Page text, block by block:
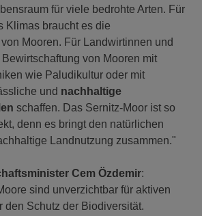
für viele bedrohte Arten. Für
Klimas braucht es die
Mooren. Für Landwirtinnen und
von Mooren mit
wie Paludikultur oder mit
und nachhaltige
schaffen. Das Sernitz-Moor ist so
denn es bringt den natürlichen
Landnutzung zusammen."
Cem Özdemir:
sind unverzichtbar für aktiven
den Schutz der Biodiversität.